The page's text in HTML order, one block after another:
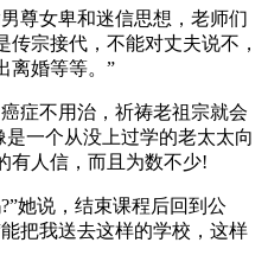
女卑和迷信思想，老师们
宗接代，不能对丈夫说不，
离婚等等。”
不用治，祈祷老祖宗就会
一个从没上过学的老太太向
有人信，而且为数不少!
说，结束课程后回到公
把我送去这样的学校，这样